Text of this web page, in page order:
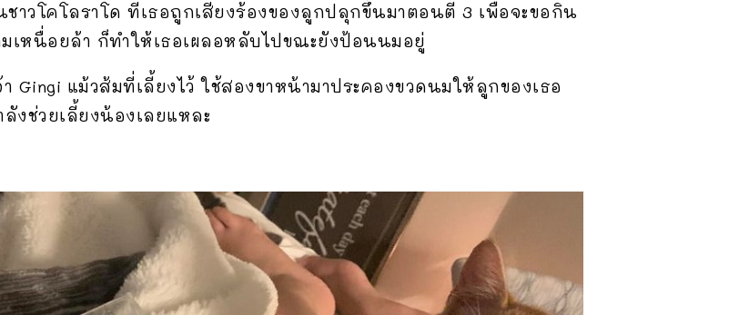
าวโคโลราโด ที่เธอถูกเสียงร้องของลูกปลุกขึ้นมาตอนตี 3 เพื่อจะขอกิน
หนื่อยล้า ก็ทำให้เธอเผลอหลับไปขณะยังป้อนนมอยู่
Gingi แม้วส้มที่เลี้ยงไว้ ใช้สองขาหน้ามาประคองขวดนมให้ลูกของเธอ
ช่วยเลี้ยงน้องเลยแหละ